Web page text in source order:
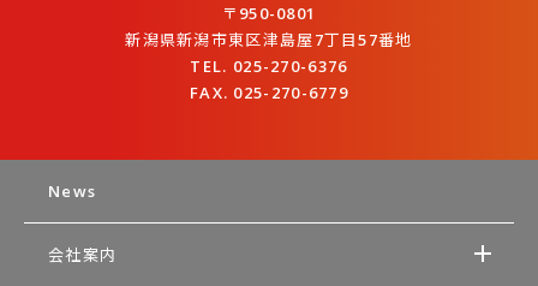
〒950-0801
新潟県新潟市東区津島屋7丁目57番地
TEL. 025-270-6376
FAX. 025-270-6779
News
会社案内